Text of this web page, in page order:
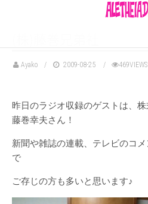
Ayako 2009-08-25 469VIEWS
昨日のラジオ収録のゲストは、株
藤巻幸夫さん！
新聞や雑誌の連載、テレビのコ
で
ご存じの方も多いと思います♪